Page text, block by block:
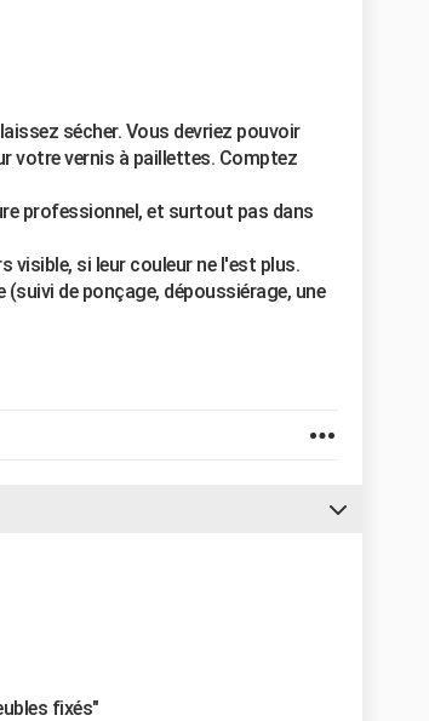
sécher. Vous devriez pouvoir
votre vernis à paillettes. Comptez
professionnel, et surtout pas dans
si leur couleur ne l'est plus.
de ponçage, dépoussiérage, une
fixés"